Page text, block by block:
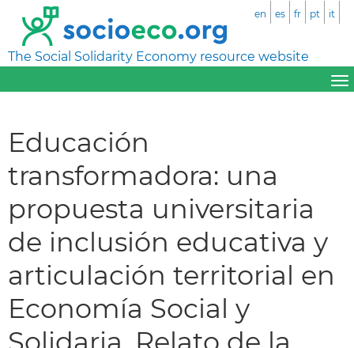
The Social Solidarity Economy resource website
en es fr pt it
Educación
transformadora: una
propuesta universitaria
de inclusión educativa y
articulación territorial en
Economía Social y
Solidaria. Relato de la